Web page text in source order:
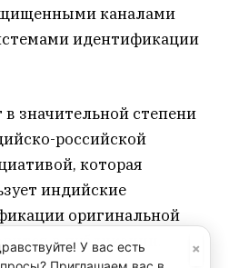
каналами
идентификации
в значительной степени
российской
которая
индийские
оригинальной
в публикации.
×
У вас есть